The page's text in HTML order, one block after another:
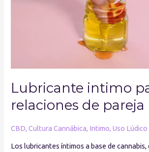
Lubricante intimo
relaciones de pareja
CBD,Cultura Cannábica, Intimo,Uso Lúdico
Los lubricantes íntimos a base de